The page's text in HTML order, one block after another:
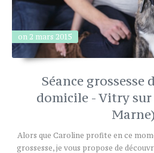
on 2 mars 2015
Séance grossesse
domicile - Vitry sur
Alors que Caroline profite en ce
grossesse, je vous propose de